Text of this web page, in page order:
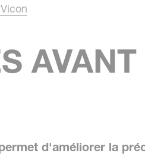
d'améliorer la